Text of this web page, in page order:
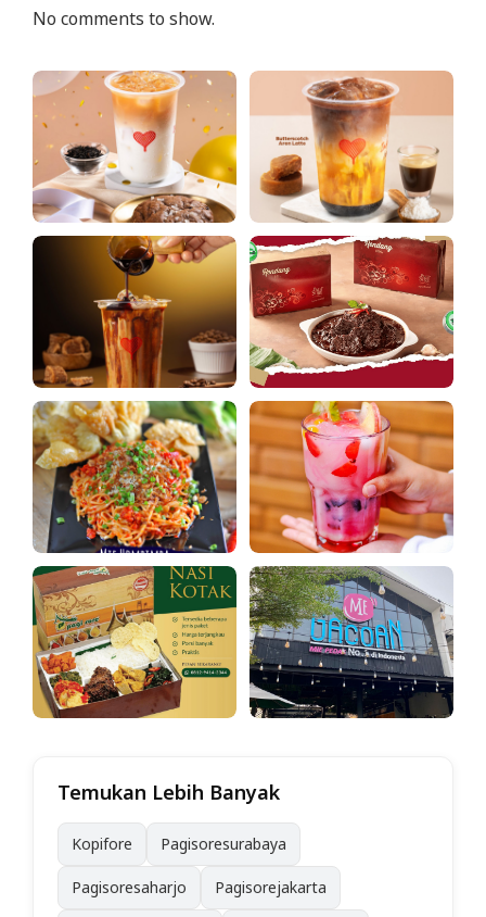
No comments to show.
Temukan Lebih Banyak
Kopifore Pagisoresurabaya
Pagisoresaharjo Pagisorejakarta